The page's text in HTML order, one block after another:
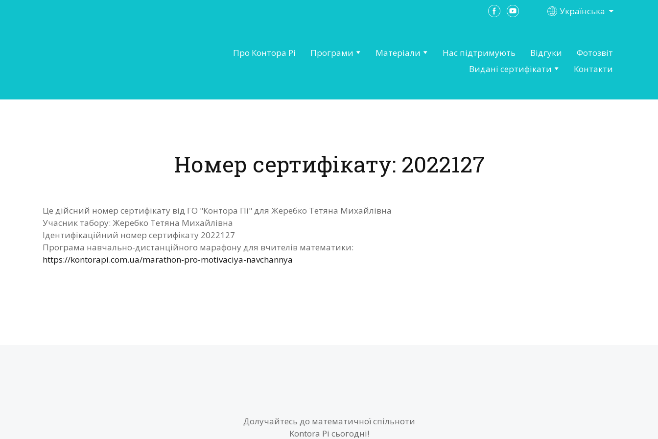
Українська
Про Контора Рі Програми Матеріали Нас підтримують Відгуки
Фотозвіт
Видані сертифікати
Контакти
Номер сертифікату: 2022127
Це дійсний номер сертифікату від ГО "Контора Пі" для Жеребко Тетяна Михайлівна
Учасник табору: Жеребко Тетяна Михайлівна
Ідентифікаційний номер сертифікату 2022127
Програма навчально-дистанційного марафону для вчителів математики:
https://kontorapi.com.ua/marathon-pro-motivaciya-navchannya
Долучайтесь до математичної спільноти
Kontora Pi сьогодні!